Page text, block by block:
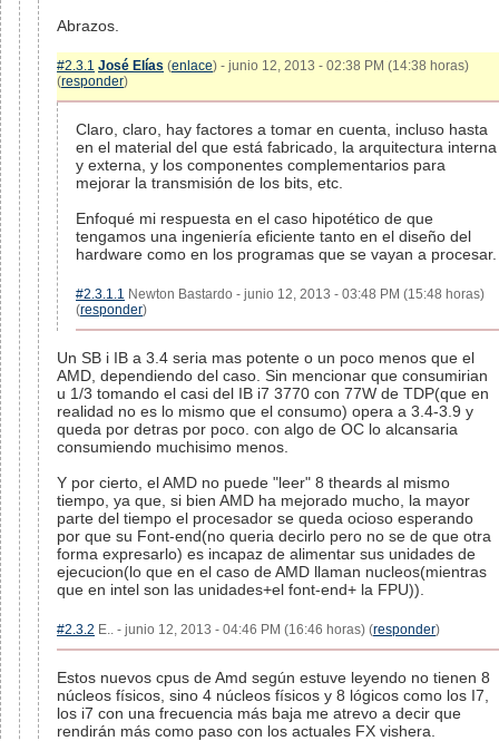
Abrazos.
#2.3.1 José Elías (enlace) - junio 12, 2013 - 02:38 PM (14:38 horas)
(responder)
Claro, claro, hay factores a tomar en cuenta, incluso hasta
en el material del que está fabricado, la arquitectura interna
y externa, y los componentes complementarios para
mejorar la transmisión de los bits, etc.
Enfoqué mi respuesta en el caso hipotético de que
tengamos una ingeniería eficiente tanto en el diseño del
hardware como en los programas que se vayan a procesar.
#2.3.1.1 Newton Bastardo - junio 12, 2013 - 03:48 PM (15:48 horas)
(responder)
Un SB i IB a 3.4 seria mas potente o un poco menos que el
AMD, dependiendo del caso. Sin mencionar que consumirian
u 1/3 tomando el casi del IB i7 3770 con 77W de TDP(que en
realidad no es lo mismo que el consumo) opera a 3.4-3.9 y
queda por detras por poco. con algo de OC lo alcansaria
consumiendo muchisimo menos.
Y por cierto, el AMD no puede "leer" 8 theards al mismo
tiempo, ya que, si bien AMD ha mejorado mucho, la mayor
parte del tiempo el procesador se queda ocioso esperando
por que su Font-end(no queria decirlo pero no se de que otra
forma expresarlo) es incapaz de alimentar sus unidades de
ejecucion(lo que en el caso de AMD llaman nucleos(mientras
que en intel son las unidades+el font-end+ la FPU)).
#2.3.2 E.. - junio 12, 2013 - 04:46 PM (16:46 horas) (responder)
Estos nuevos cpus de Amd según estuve leyendo no tienen 8
núcleos físicos, sino 4 núcleos físicos y 8 lógicos como los I7,
los i7 con una frecuencia más baja me atrevo a decir que
rendirán más como paso con los actuales FX vishera.